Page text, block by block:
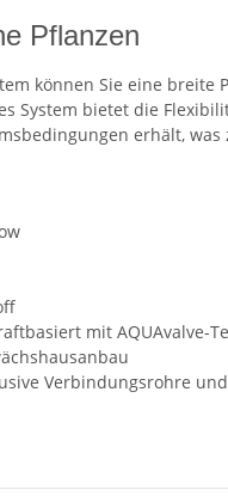
Pflanzen
können Sie eine
System bietet die
erhält,
mit AQUAvalve-
Verbindungsrohre